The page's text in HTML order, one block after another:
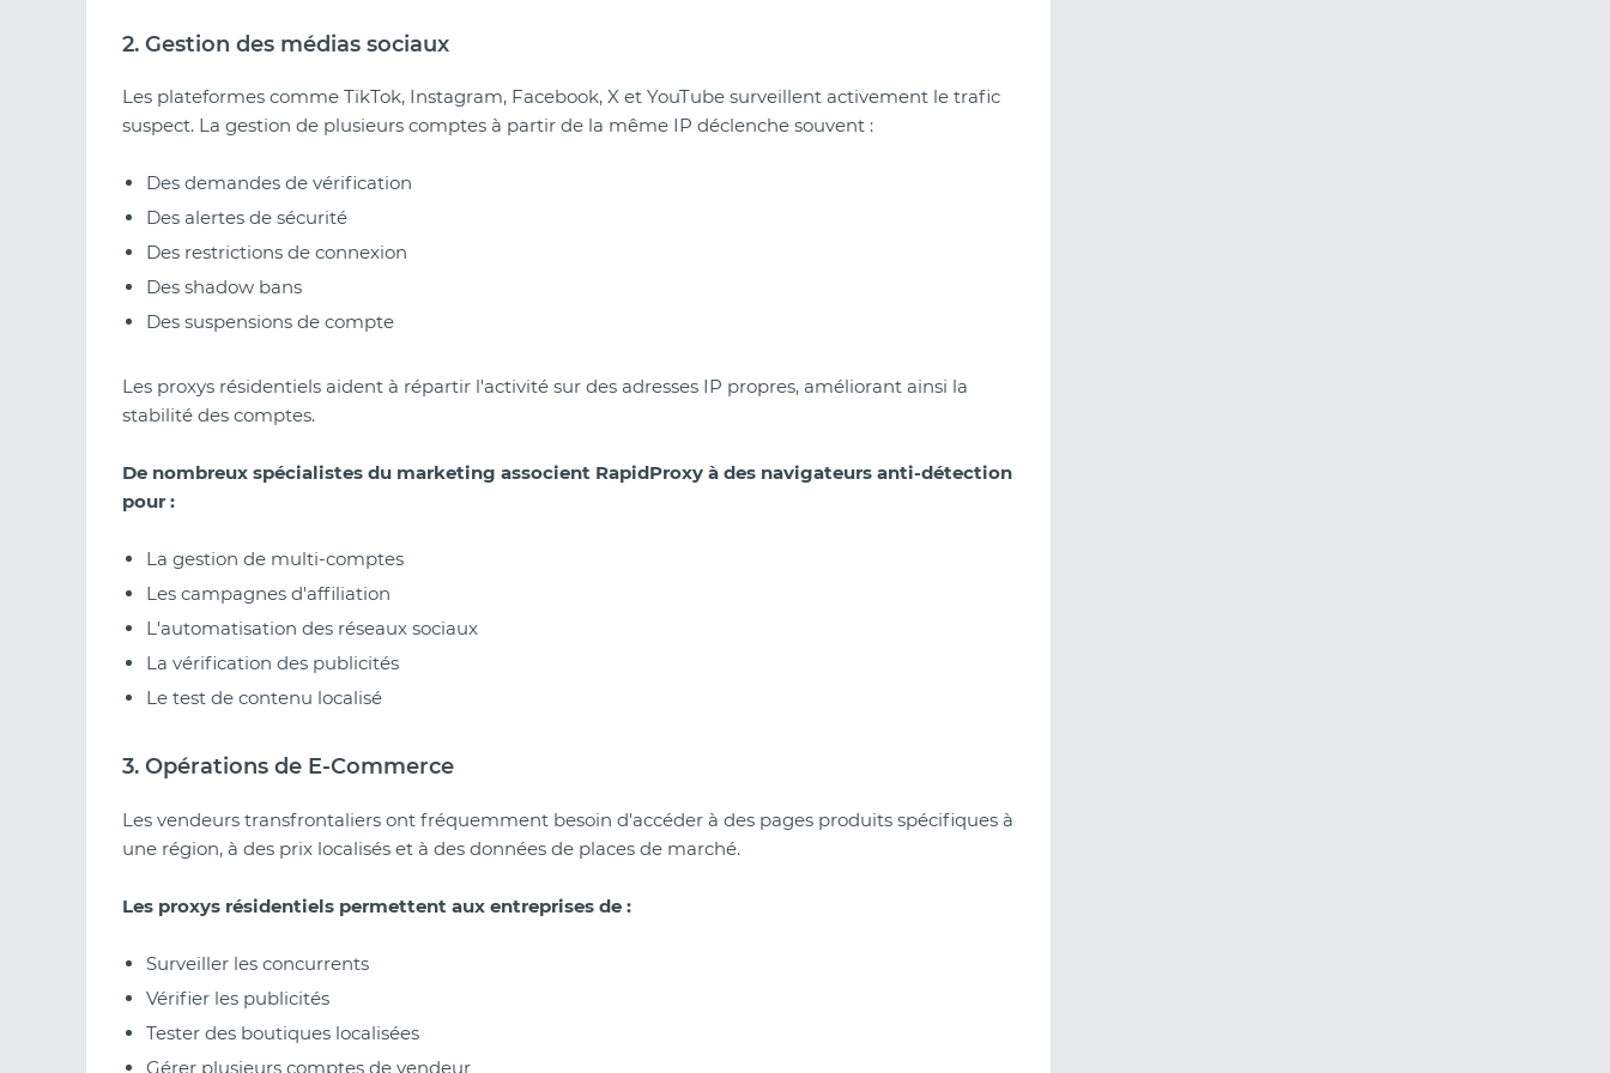
2. Gestion des médias sociaux
Les plateformes comme TikTok, Instagram, Facebook, X et YouTube surveillent activement le trafic
suspect. La gestion de plusieurs comptes à partir de la même IP déclenche souvent :
Des demandes de vérification
Des alertes de sécurité
Des restrictions de connexion
Des shadow bans
Des suspensions de compte
Les proxys résidentiels aident à répartir l'activité sur des adresses IP propres, améliorant ainsi la
stabilité des comptes.
De nombreux spécialistes du marketing associent RapidProxy à des navigateurs anti-détection
pour :
La gestion de multi-comptes
Les campagnes d'affiliation
L'automatisation des réseaux sociaux
La vérification des publicités
Le test de contenu localisé
3. Opérations de E-Commerce
Les vendeurs transfrontaliers ont fréquemment besoin d'accéder à des pages produits spécifiques à
une région, à des prix localisés et à des données de places de marché.
Les proxys résidentiels permettent aux entreprises de :
Surveiller les concurrents
Vérifier les publicités
Tester des boutiques localisées
Gérer plusieurs comptes de vendeur